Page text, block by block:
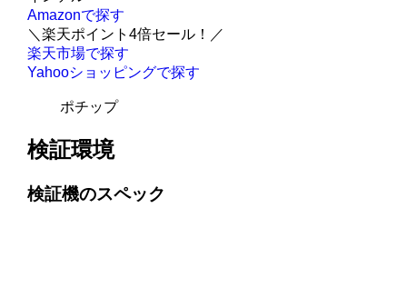
Amazonで探す
＼楽天ポイント4倍セール！／
楽天市場で探す
Yahooショッピングで探す
ポチップ
検証環境
検証機のスペック